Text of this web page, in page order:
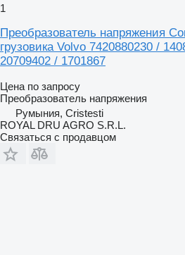
1
Преобразователь напряжения
грузовика Volvo 7420880230 /
20709402 / 1701867
Цена по запросу
Преобразователь напряжения
Румыния, Cristesti
ROYAL DRU AGRO S.R.L.
Связаться с продавцом